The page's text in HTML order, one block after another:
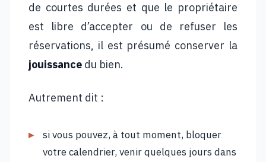
de courtes durées et que le propriétaire
est libre d’accepter ou de refuser les
réservations, il est présumé conserver la
jouissance du bien.
Autrement dit :
si vous pouvez, à tout moment, bloquer
votre calendrier, venir quelques jours dans